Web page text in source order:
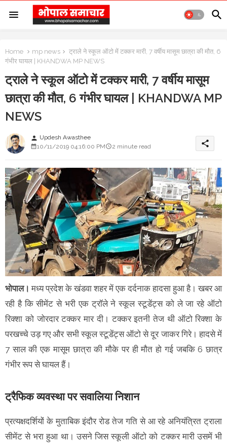
Home mp news
ट्राले ने स्कूल ऑटो में टक्कर मारी, 7 वर्षीय मासूम छात्रा की मौत, 6
गंभीर घायल | KHANDWA MP NEWS
ट्राले ने स्कूल ऑटो में टक्कर मारी, 7 वर्षीय मासूम
छात्रा की मौत, 6 गंभीर घायल | KHANDWA MP
NEWS
person Updesh Awasthee
10/11/2019 04:16:00 PM
2 minute read share
भोपाल। मध्य प्रदेश के खंडवा शहर में एक दर्दनाक हादसा हुआ है। खबर आ
रही है कि सीमेंट से भरी एक ट्रॉले ने स्कूल स्टूडेंट्स को ले जा रहे ऑटो
रिक्शा को जोरदार टक्कर मार दी। टक्कर इतनी तेज थी ऑटो रिक्शा के
परखच्चे उड़ गए और सभी स्कूल स्टूडेंट्स ऑटो से दूर जाकर गिरे। हादसे में
7 साल की एक मासूम छात्रा की मौके पर ही मौत हो गई जबकि 6 छात्र
गंभीर रूप से घायल हैं।
ट्रैफिक व्यवस्था पर सवालिया निशान
प्रत्यक्षदर्शियों के मुताबिक इंदौर रोड तेज गति से आ रहे अनियंत्रित ट्राला
सीमेंट से भरा हुआ था। उसने जिस स्कूली ऑटो को टक्कर मारी उसमें भी